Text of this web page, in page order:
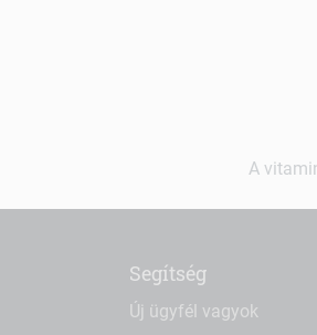
A
Segítség
Új ügyfél vagyok